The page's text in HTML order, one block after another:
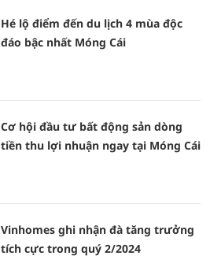
Hé lộ điểm đến du lịch 4 mùa độc
đáo bậc nhất Móng Cái
Cơ hội đầu tư bất động sản dòng
tiền thu lợi nhuận ngay tại Móng Cái
Vinhomes ghi nhận đà tăng trưởng
tích cực trong quý 2/2024